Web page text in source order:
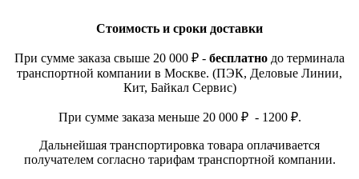
Стоимость и сроки доставки
При сумме заказа свыше 20 000 ₽ - бесплатно до терминала
транспортной компании в Москве. (ПЭК, Деловые Линии,
Кит, Байкал Сервис)
При сумме заказа меньше 20 000 ₽ - 1200 ₽.
Дальнейшая транспортировка товара оплачивается
получателем согласно тарифам транспортной компании.